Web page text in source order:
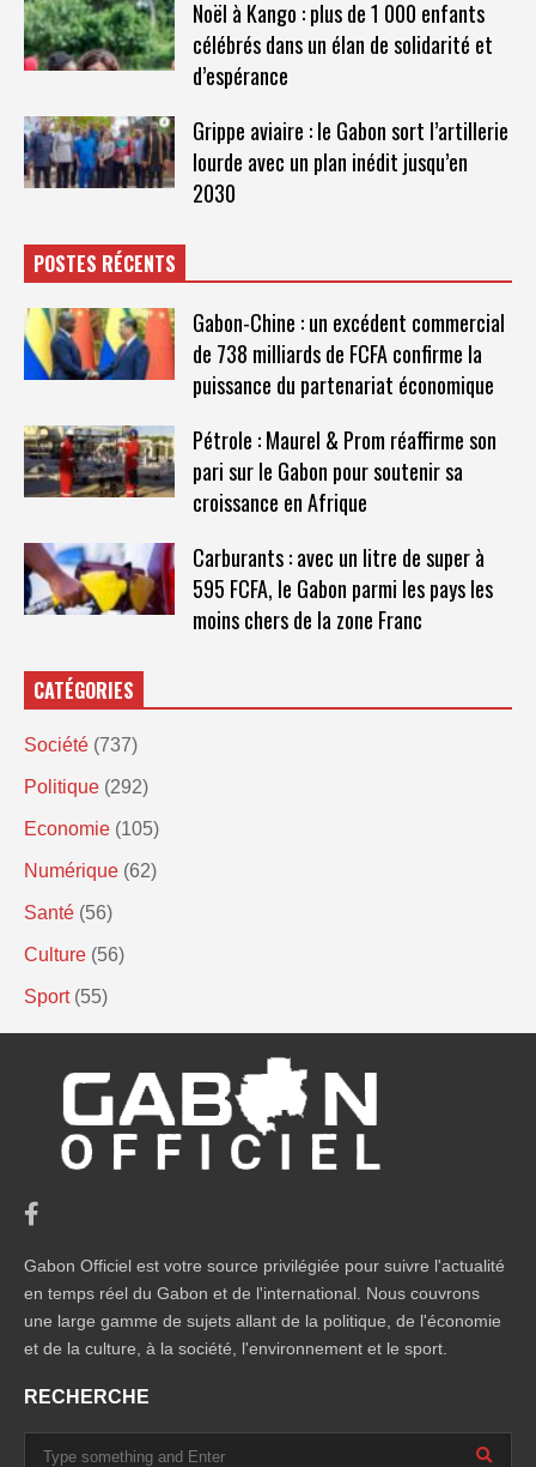
Noël à Kango : plus de 1 000 enfants
célébrés dans un élan de solidarité et
d’espérance
Grippe aviaire : le Gabon sort l’artillerie
lourde avec un plan inédit jusqu’en
2030
POSTES RÉCENTS
Gabon-Chine : un excédent commercial
de 738 milliards de FCFA confirme la
puissance du partenariat économique
Pétrole : Maurel & Prom réaffirme son
pari sur le Gabon pour soutenir sa
croissance en Afrique
Carburants : avec un litre de super à
595 FCFA, le Gabon parmi les pays les
moins chers de la zone Franc
CATÉGORIES
Société (737)
Politique (292)
Economie (105)
Numérique (62)
Santé (56)
Culture (56)
Sport (55)
Gabon Officiel est votre source privilégiée pour suivre l'actualité
en temps réel du Gabon et de l'international. Nous couvrons
une large gamme de sujets allant de la politique, de l'économie
et de la culture, à la société, l'environnement et le sport.
RECHERCHE